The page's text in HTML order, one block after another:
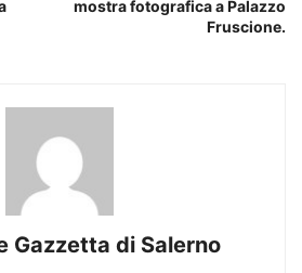
mostra fotografica a Palazzo
Fruscione.
Gazzetta di Salerno